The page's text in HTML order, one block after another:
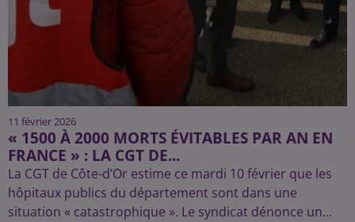
11 février 2026
« 1500 À 2000 MORTS ÉVITABLES PAR AN EN
FRANCE » : LA CGT DE...
La CGT de Côte-d’Or estime ce mardi 10 février que les
hôpitaux publics du département sont dans une
situation « catastrophique ». Le syndicat dénonce un...